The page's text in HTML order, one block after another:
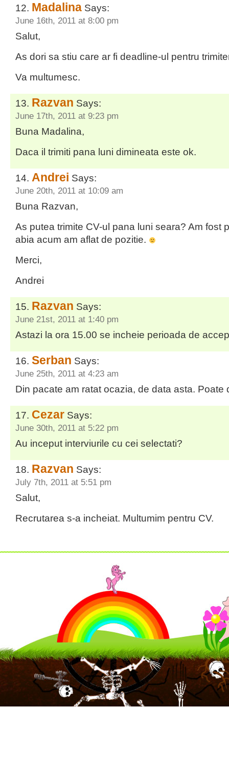
Madalina Says:
June 16th, 2011 at 8:00 pm
Salut,
As dori sa stiu care ar fi deadline-ul pentru
Va multumesc.
Razvan Says:
June 17th, 2011 at 9:23 pm
Buna Madalina,
Daca il trimiti pana luni dimineata este ok.
Andrei Says:
June 20th, 2011 at 10:09 am
Buna Razvan,
As putea trimite CV-ul pana luni seara? Am fost
abia acum am aflat de pozitie.
Merci,
Andrei
Razvan Says:
June 21st, 2011 at 1:40 pm
Astazi la ora 15.00 se incheie perioada de
Serban Says:
June 25th, 2011 at 4:23 am
Din pacate am ratat ocazia, de data asta.
Cezar Says:
June 30th, 2011 at 5:22 pm
Au inceput interviurile cu cei selectati?
Razvan Says:
July 7th, 2011 at 5:51 pm
Salut,
Recrutarea s-a incheiat. Multumim pentru CV.